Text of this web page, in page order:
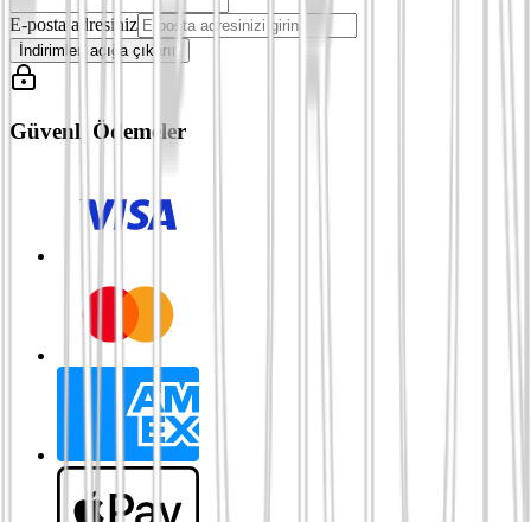
E-posta adresiniz
İndirimleri açığa çıkarın
Güvenli Ödemeler